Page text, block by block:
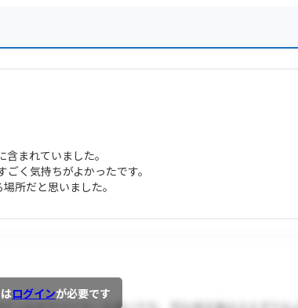
まれていました。
く気持ちがよかったです。
所だと思いました。
ログインが必要です